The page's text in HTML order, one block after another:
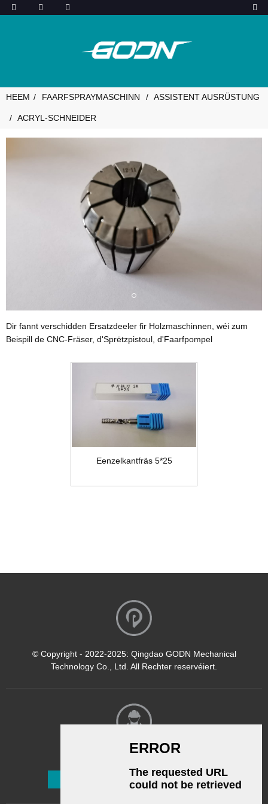
HEEM FAARFSPRAYMASCHINN ASSISTENT AUSRÜSTUNG
ACRYL-SCHNEIDER
Dir fannt verschidden Ersatzdeeler fir Holzmaschinnen, wéi zum
Beispill de CNC-Fräser, d'Sprëtzpistoul, d'Faarfpompel
Eenzelkantfräs 5*25
© Copyright - 2022-2025: Qingdao GODN Mechanical
Technology Co., Ltd. All Rechter reservéiert.
Abonnéieren